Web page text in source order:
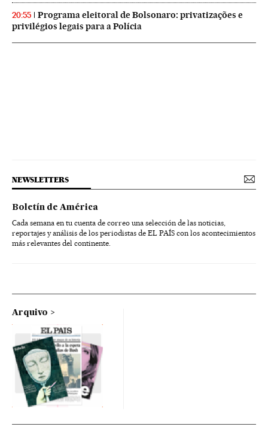
20:55
Programa eleitoral de Bolsonaro: privatizações e
privilégios legais para a Polícia
NEWSLETTERS
Boletín de América
Cada semana en tu cuenta de correo una selección de las noticias,
reportajes y análisis de los periodistas de EL PAÍS con los acontecimientos
más relevantes del continente.
Arquivo